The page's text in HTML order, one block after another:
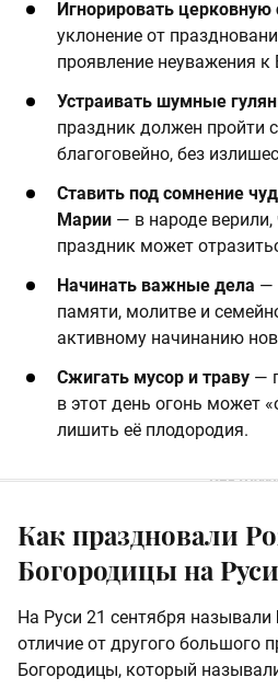
Игнорировать церковную
уклонение от
проявление неуважения к
Устраивать шумные
праздник должен пройти
благоговейно, без
Ставить под сомнение
Марии — в народе верили,
праздник может
Начинать важные дела —
памяти, молитве и
активному начинанию
Сжигать мусор и траву —
в этот день огонь может
лишить её плодородия.
Как праздновали
Богородицы на Руси
На Руси 21 сентября называли
отличие от другого большого
Богородицы, который